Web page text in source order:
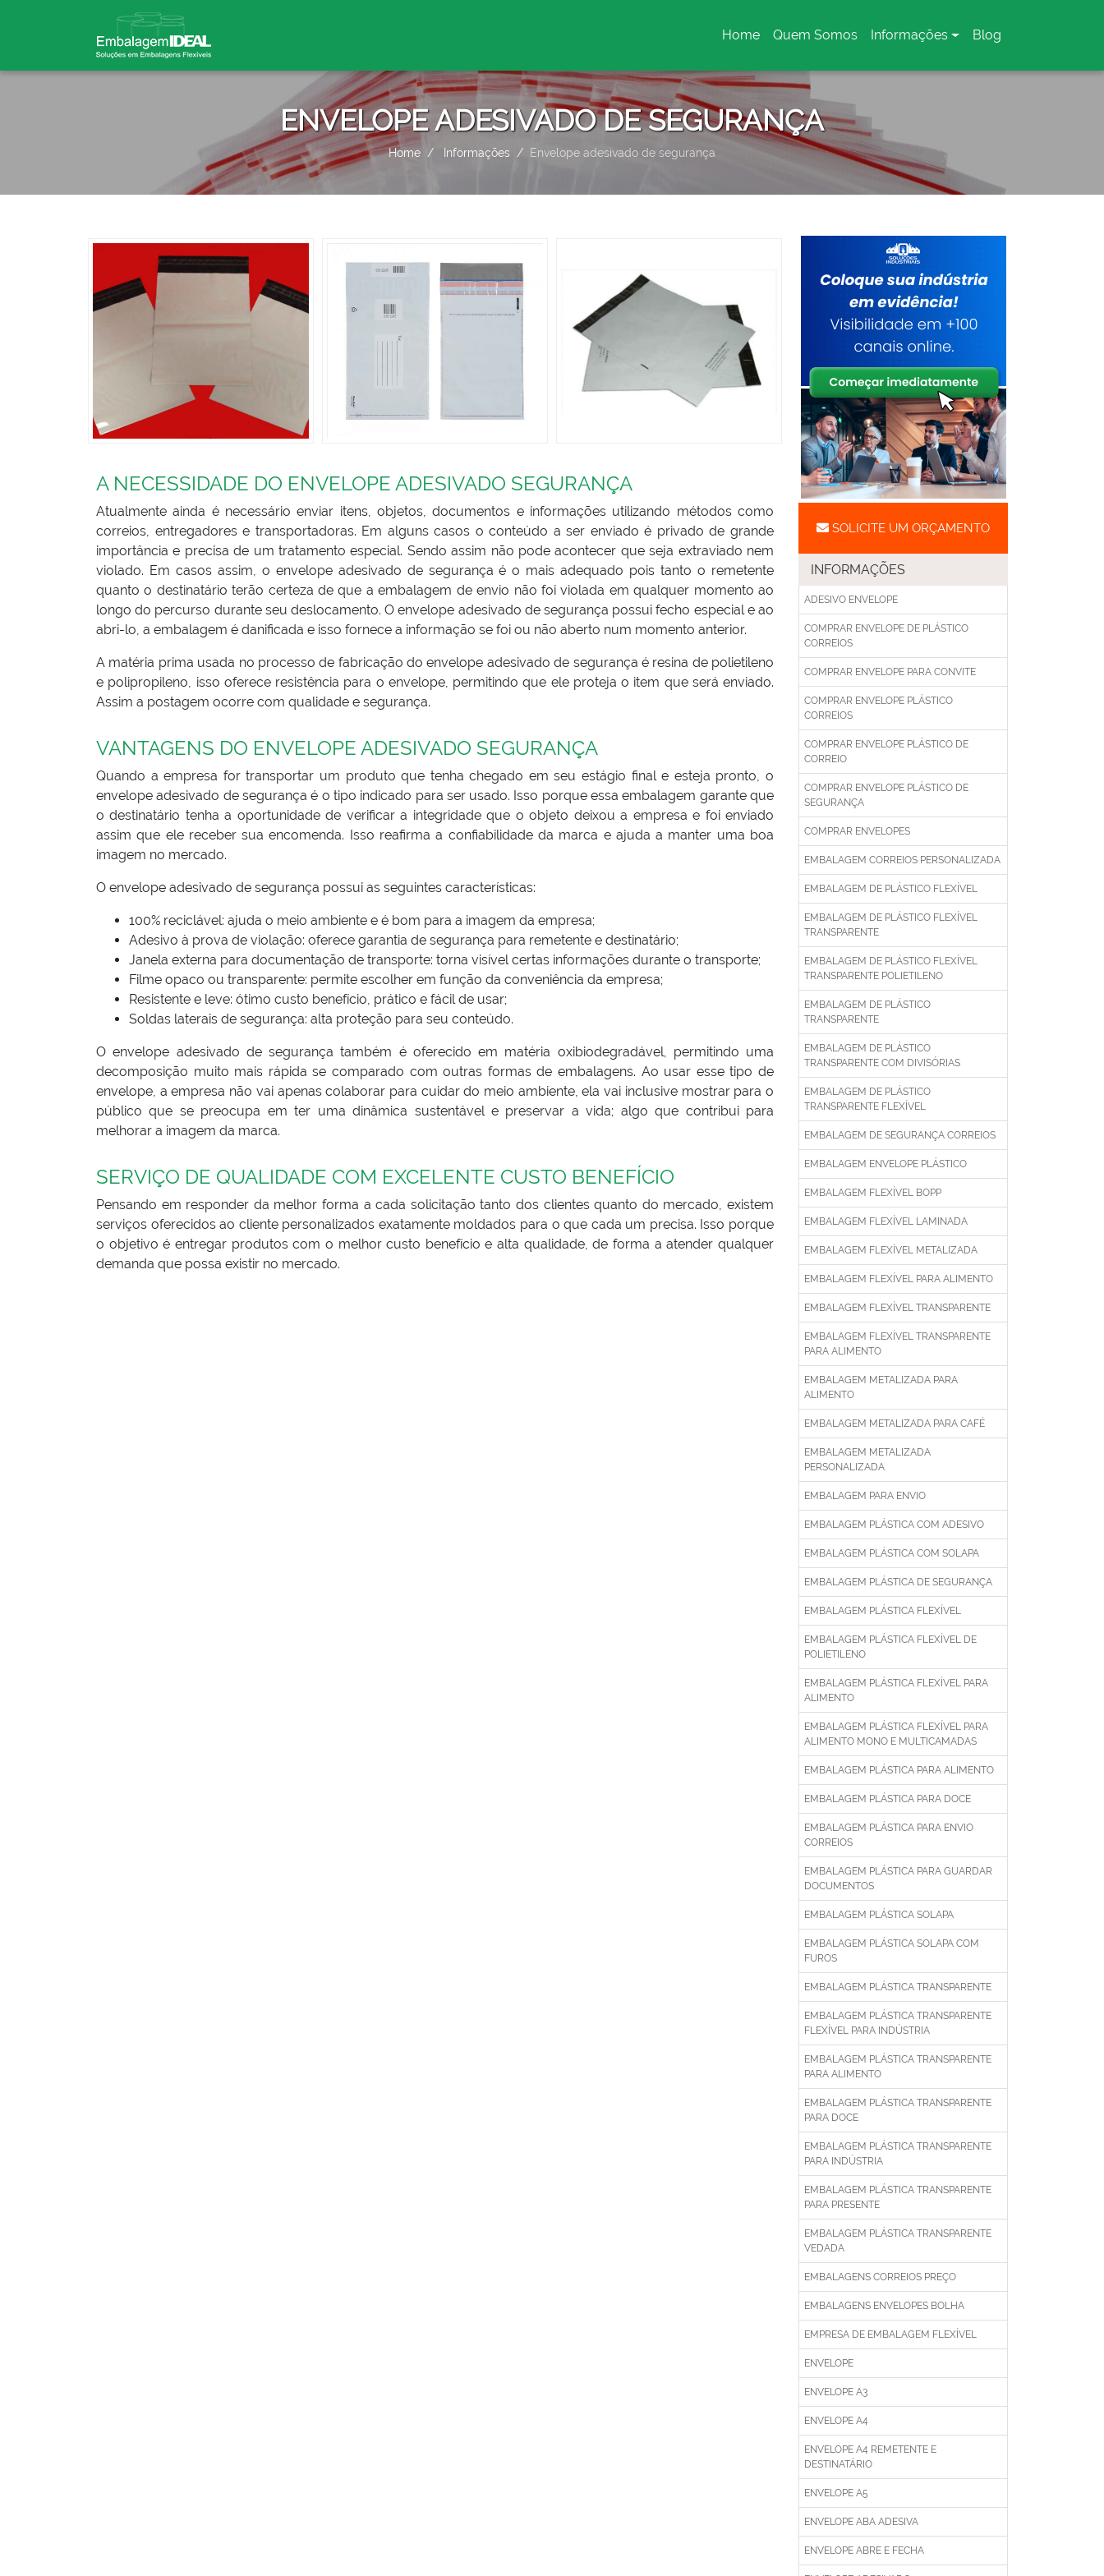
Home
(current)
Quem Somos Informações Blog
ENVELOPE ADESIVADO DE SEGURANÇA
Home Informações Envelope adesivado de segurança
A NECESSIDADE DO ENVELOPE ADESIVADO SEGURANÇA
Atualmente ainda é necessário enviar itens, objetos, documentos e informações utilizando métodos como
correios, entregadores e transportadoras. Em alguns casos o conteúdo a ser enviado é privado de grande
importância e precisa de um tratamento especial. Sendo assim não pode acontecer que seja extraviado nem
violado. Em casos assim, o envelope adesivado de segurança é o mais adequado pois tanto o remetente
quanto o destinatário terão certeza de que a embalagem de envio não foi violada em qualquer momento ao
longo do percurso durante seu deslocamento. O envelope adesivado de segurança possui fecho especial e ao
abri-lo, a embalagem é danificada e isso fornece a informação se foi ou não aberto num momento anterior.
A matéria prima usada no processo de fabricação do envelope adesivado de segurança é resina de polietileno
e polipropileno, isso oferece resistência para o envelope, permitindo que ele proteja o item que será enviado.
Assim a postagem ocorre com qualidade e segurança.
VANTAGENS DO ENVELOPE ADESIVADO SEGURANÇA
Quando a empresa for transportar um produto que tenha chegado em seu estágio final e esteja pronto, o
envelope adesivado de segurança é o tipo indicado para ser usado. Isso porque essa embalagem garante que
o destinatário tenha a oportunidade de verificar a integridade que o objeto deixou a empresa e foi enviado
assim que ele receber sua encomenda. Isso reafirma a confiabilidade da marca e ajuda a manter uma boa
imagem no mercado.
O envelope adesivado de segurança possui as seguintes características:
100% reciclável: ajuda o meio ambiente e é bom para a imagem da empresa;
Adesivo à prova de violação: oferece garantia de segurança para remetente e destinatário;
Janela externa para documentação de transporte: torna visível certas informações durante o transporte;
Filme opaco ou transparente: permite escolher em função da conveniência da empresa;
Resistente e leve: ótimo custo benefício, prático e fácil de usar;
Soldas laterais de segurança: alta proteção para seu conteúdo.
O envelope adesivado de segurança também é oferecido em matéria oxibiodegradável, permitindo uma
decomposição muito mais rápida se comparado com outras formas de embalagens. Ao usar esse tipo de
envelope, a empresa não vai apenas colaborar para cuidar do meio ambiente, ela vai inclusive mostrar para o
público que se preocupa em ter uma dinâmica sustentável e preservar a vida; algo que contribui para
melhorar a imagem da marca.
SERVIÇO DE QUALIDADE COM EXCELENTE CUSTO BENEFÍCIO
Pensando em responder da melhor forma a cada solicitação tanto dos clientes quanto do mercado, existem
serviços oferecidos ao cliente personalizados exatamente moldados para o que cada um precisa. Isso porque
o objetivo é entregar produtos com o melhor custo benefício e alta qualidade, de forma a atender qualquer
demanda que possa existir no mercado.
SOLICITE UM ORÇAMENTO
INFORMAÇÕES
ADESIVO ENVELOPE
COMPRAR ENVELOPE DE PLÁSTICO
CORREIOS
COMPRAR ENVELOPE PARA CONVITE
COMPRAR ENVELOPE PLÁSTICO
CORREIOS
COMPRAR ENVELOPE PLÁSTICO DE
CORREIO
COMPRAR ENVELOPE PLÁSTICO DE
SEGURANÇA
COMPRAR ENVELOPES
EMBALAGEM CORREIOS PERSONALIZADA
EMBALAGEM DE PLÁSTICO FLEXÍVEL
EMBALAGEM DE PLÁSTICO FLEXÍVEL
TRANSPARENTE
EMBALAGEM DE PLÁSTICO FLEXÍVEL
TRANSPARENTE POLIETILENO
EMBALAGEM DE PLÁSTICO
TRANSPARENTE
EMBALAGEM DE PLÁSTICO
TRANSPARENTE COM DIVISÓRIAS
EMBALAGEM DE PLÁSTICO
TRANSPARENTE FLEXÍVEL
EMBALAGEM DE SEGURANÇA CORREIOS
EMBALAGEM ENVELOPE PLÁSTICO
EMBALAGEM FLEXÍVEL BOPP
EMBALAGEM FLEXÍVEL LAMINADA
EMBALAGEM FLEXÍVEL METALIZADA
EMBALAGEM FLEXÍVEL PARA ALIMENTO
EMBALAGEM FLEXÍVEL TRANSPARENTE
EMBALAGEM FLEXÍVEL TRANSPARENTE
PARA ALIMENTO
EMBALAGEM METALIZADA PARA
ALIMENTO
EMBALAGEM METALIZADA PARA CAFÉ
EMBALAGEM METALIZADA
PERSONALIZADA
EMBALAGEM PARA ENVIO
EMBALAGEM PLÁSTICA COM ADESIVO
EMBALAGEM PLÁSTICA COM SOLAPA
EMBALAGEM PLÁSTICA DE SEGURANÇA
EMBALAGEM PLÁSTICA FLEXÍVEL
EMBALAGEM PLÁSTICA FLEXÍVEL DE
POLIETILENO
EMBALAGEM PLÁSTICA FLEXÍVEL PARA
ALIMENTO
EMBALAGEM PLÁSTICA FLEXÍVEL PARA
ALIMENTO MONO E MULTICAMADAS
EMBALAGEM PLÁSTICA PARA ALIMENTO
EMBALAGEM PLÁSTICA PARA DOCE
EMBALAGEM PLÁSTICA PARA ENVIO
CORREIOS
EMBALAGEM PLÁSTICA PARA GUARDAR
DOCUMENTOS
EMBALAGEM PLÁSTICA SOLAPA
EMBALAGEM PLÁSTICA SOLAPA COM
FUROS
EMBALAGEM PLÁSTICA TRANSPARENTE
EMBALAGEM PLÁSTICA TRANSPARENTE
FLEXÍVEL PARA INDÚSTRIA
EMBALAGEM PLÁSTICA TRANSPARENTE
PARA ALIMENTO
EMBALAGEM PLÁSTICA TRANSPARENTE
PARA DOCE
EMBALAGEM PLÁSTICA TRANSPARENTE
PARA INDÚSTRIA
EMBALAGEM PLÁSTICA TRANSPARENTE
PARA PRESENTE
EMBALAGEM PLÁSTICA TRANSPARENTE
VEDADA
EMBALAGENS CORREIOS PREÇO
EMBALAGENS ENVELOPES BOLHA
EMPRESA DE EMBALAGEM FLEXÍVEL
ENVELOPE
ENVELOPE A3
ENVELOPE A4
ENVELOPE A4 REMETENTE E
DESTINATÁRIO
ENVELOPE A5
ENVELOPE ABA ADESIVA
ENVELOPE ABRE E FECHA